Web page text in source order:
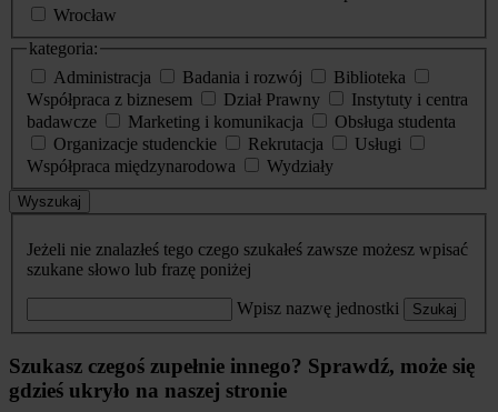
Wrocław
kategoria:
Administracja
Badania i rozwój
Biblioteka
Współpraca z biznesem
Dział Prawny
Instytuty i centra
badawcze
Marketing i komunikacja
Obsługa studenta
Organizacje studenckie
Rekrutacja
Usługi
Współpraca międzynarodowa
Wydziały
Wyszukaj
Jeżeli nie znalazłeś tego czego szukałeś zawsze możesz wpisać
szukane słowo lub frazę poniżej
Wpisz nazwę jednostki Szukaj
Szukasz czegoś zupełnie innego? Sprawdź, może się
gdzieś ukryło na naszej stronie